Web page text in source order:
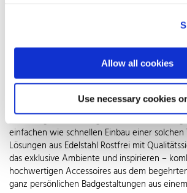
Allow all cookies
Use necessary cookies
zu schätzen weiß. Auch die bequeme
Edelstahl Rostfrei unterstreichen die elegante
Linienentwässerung gewährleisten sie neben
und langer Lebensdauer auch optimale
jeweiligen Bodenbelag. Eine Vielzahl an
perfekt aufeinander abgestimmten
Sanierung, Renovierung oder
einfachen wie schnellen Einbau einer solchen
Lösungen aus Edelstahl Rostfrei mit
das exklusive Ambiente und inspirieren –
hochwertigen Accessoires aus dem
ganz persönlichen Badgestaltungen aus